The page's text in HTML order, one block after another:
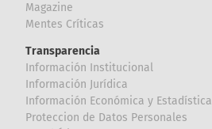
Magazine
Mentes Críticas
Transparencia
Información Institucional
Información Jurídica
Información Económica y Estadística
Proteccion de Datos Personales